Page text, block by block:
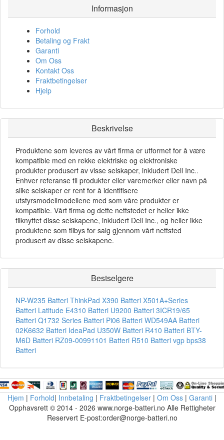
Informasjon
Forhold
Betaling og Frakt
Garanti
Om Oss
Kontakt Oss
Fraktbetingelser
Hjelp
Beskrivelse
Produktene som leveres av vårt firma er utformet for å være
kompatible med en rekke elektriske og elektroniske
produkter produsert av visse selskaper, inkludert Dell Inc..
Enhver referanse til produkter eller varemerker eller navn på
slike selskaper er rent for å identifisere
utstyrsmodellmodellene med som våre produkter er
kompatible. Vårt firma og dette nettstedet er heller ikke
tilknyttet disse selskapene, inkludert Dell Inc., og heller ikke
produktene som tilbys for salg gjennom vårt nettsted
produsert av disse selskapene.
Bestselgere
NP-W235 Batteri ThinkPad X390 Batteri X501A+Series
Batteri Latitude E4310 Batteri U9200 Batteri 3ICR19/65
Batteri Q1732 Series Batteri Pi06 Batteri WD549AA Batteri
02K6632 Batteri IdeaPad U350W Batteri R410 Batteri BTY-
M6D Batteri RZ09-00991101 Batteri R510 Batteri vgp bps38
Batteri
Hjem | Forhold| Innbetaling | Fraktbetingelser | Om Oss | Garanti |
Opphavsrett © 2014 - 2026 www.norge-batteri.no Alle Rettigheter
Reservert E-post:order@norge-batteri.no